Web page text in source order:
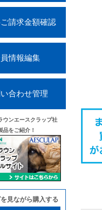
請求金額確認
情報編集
合わせ管理
ウンエースクラップ社
品をご紹介！
見ながら購入する